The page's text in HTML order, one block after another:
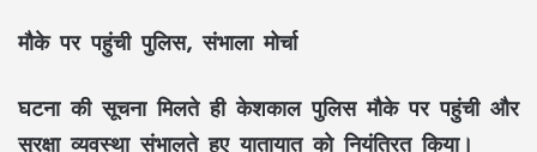
मौके पर पहुंची पुलिस, संभाला मोर्चा
घटना की सूचना मिलते ही केशकाल पुलिस मौके पर पहुंची और